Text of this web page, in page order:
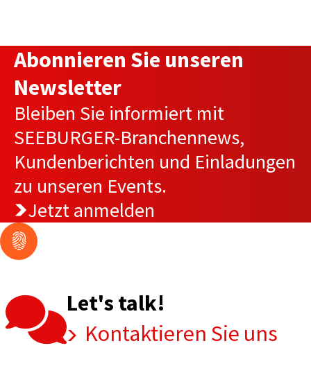
Abonnieren Sie unseren
Newsletter
Bleiben Sie informiert mit
SEEBURGER-Branchennews,
Kundenberichten und Einladungen
zu unseren Events.
Jetzt anmelden
Let's talk!
Kontaktieren Sie uns